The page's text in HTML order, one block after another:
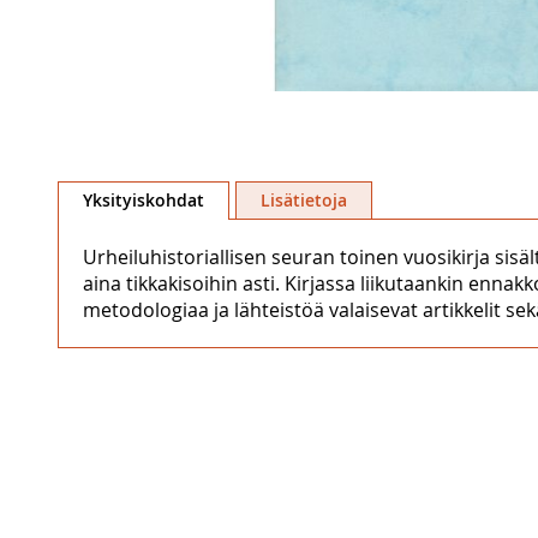
to
the
images
gallery
Yksityiskohdat
Urheiluhistoriallisen seuran toinen vuosikirja
aina tikkakisoihin asti. Kirjassa liikutaankin
metodologiaa ja lähteistöä valaisevat artikkelit
Lisätietoja